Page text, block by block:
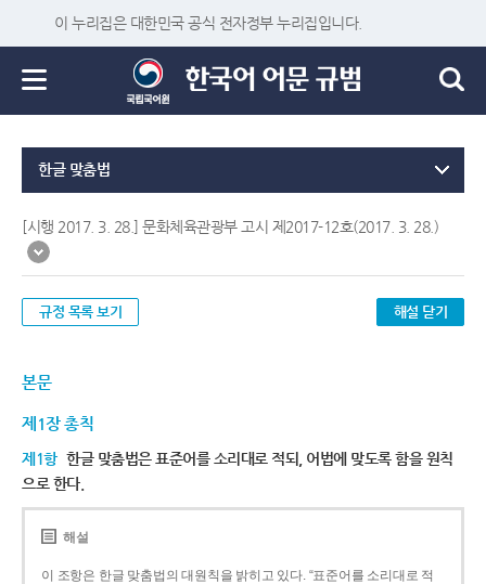
이 누리집은 대한민국 공식 전자정부 누리집입니다.
한글 맞춤법
[시행 2017. 3. 28.] 문화체육관광부 고시 제2017-12호(2017. 3. 28.)
규정 목록 보기 해설 닫기
본문
제1장 총칙
제1항 한글 맞춤법은 표준어를 소리대로 적되, 어법에 맞도록 함을 원칙
으로 한다.
해설
이 조항은 한글 맞춤법의 대원칙을 밝히고 있다. “표준어를 소리대로 적